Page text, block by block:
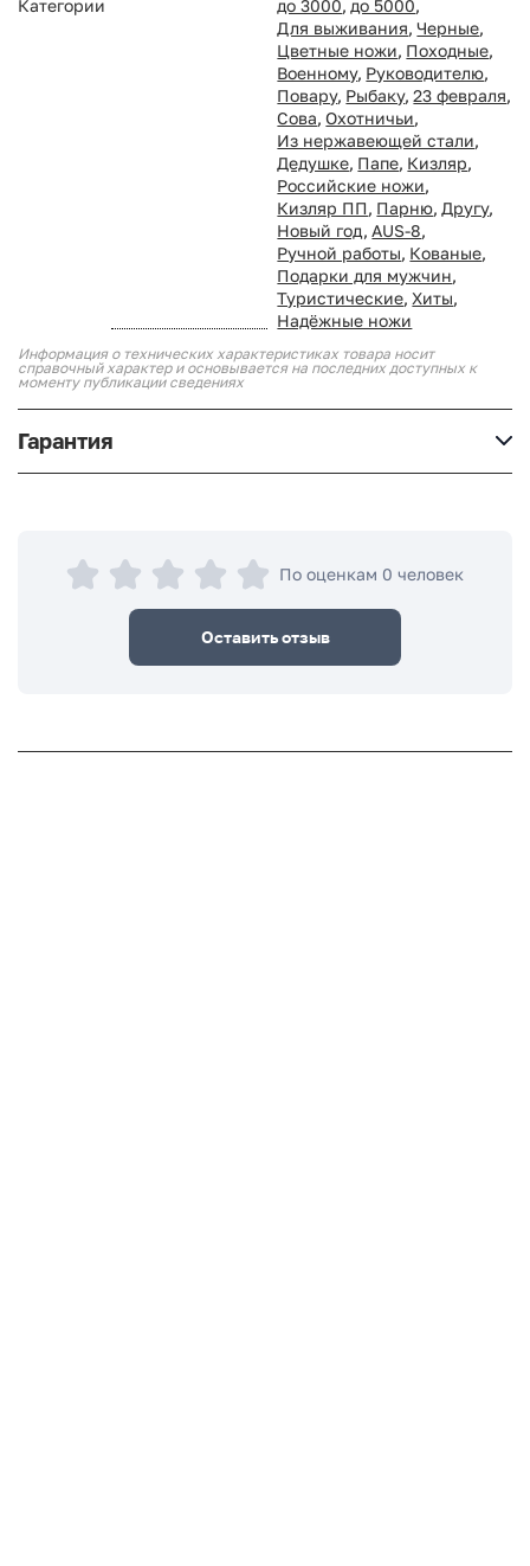
Категории до 3000, до 5000,
Для выживания, Черные,
Цветные ножи, Походные,
Военному, Руководителю,
Повару, Рыбаку, 23 февраля,
Сова, Охотничьи,
Из нержавеющей стали,
Дедушке, Папе, Кизляр,
Российские ножи,
Кизляр ПП, Парню, Другу,
Новый год, AUS-8,
Ручной работы, Кованые,
Подарки для мужчин,
Туристические, Хиты,
Надёжные ножи
Информация о технических характеристиках товара носит
справочный характер и основывается на последних доступных к
моменту публикации сведениях
Гарантия
По оценкам 0 человек
Оставить отзыв